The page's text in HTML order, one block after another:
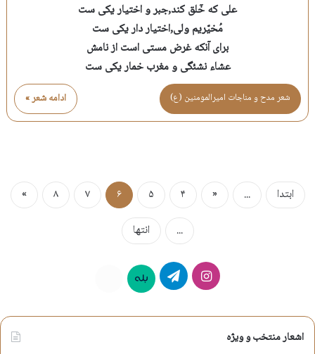
علی که خٓلق کند,جبر و اختیار یکی ست
مُخیّریم ولی,اختیار دار یکی ست
برای آنکه غرض مستی است از نامش
عشاء نشئگی و مغرب خمار یکی ست
ادامه شعر » شعر مدح و مناجات اميرالمومنين (ع)
ابتدا ...
« ۴ ۵ ۶ ۷ ۸
»
...
انتها
اینستاگرامتلگرام بله
اشعار منتخب و ویژه